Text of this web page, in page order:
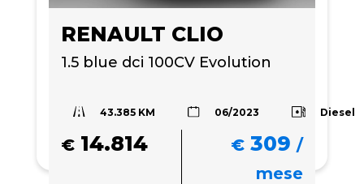
RENAULT CLIO
1.5 blue dci 100CV Evolution
43.385 KM 06/2023 Diesel
€ 14.814 € 309 /
mese